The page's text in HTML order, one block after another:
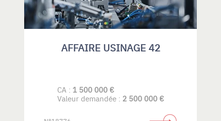
AFFAIRE USINAGE 42
CA : 1 500 000 €
Valeur demandée : 2 500 000 €